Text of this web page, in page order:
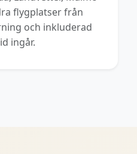
flygplatser från
och inkluderad
ingår.